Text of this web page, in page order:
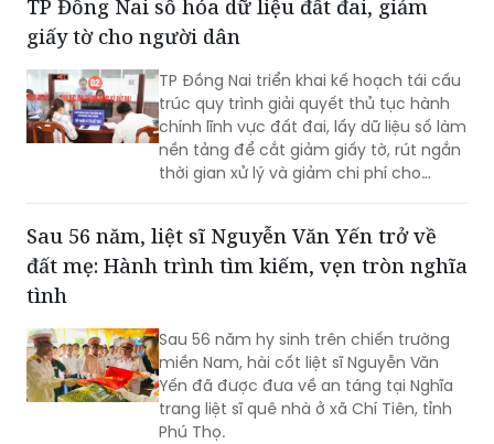
ADN, từng bước trả lại tên cho các liệt
sĩ.
TP Đồng Nai số hóa dữ liệu đất đai, giảm
giấy tờ cho người dân
TP Đồng Nai triển khai kế hoạch tái cấu
trúc quy trình giải quyết thủ tục hành
chính lĩnh vực đất đai, lấy dữ liệu số làm
nền tảng để cắt giảm giấy tờ, rút ngắn
thời gian xử lý và giảm chi phí cho
Sau 56 năm, liệt sĩ Nguyễn Văn Yến trở về
đất mẹ: Hành trình tìm kiếm, vẹn tròn nghĩa
tình
Sau 56 năm hy sinh trên chiến trường
miền Nam, hài cốt liệt sĩ Nguyễn Văn
Yến đã được đưa về an táng tại Nghĩa
trang liệt sĩ quê nhà ở xã Chí Tiên, tỉnh
Phú Thọ.